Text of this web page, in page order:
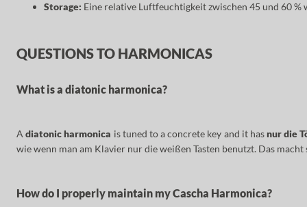
Storage: Eine relative Luftfeuchtigkeit zwischen 45 und 60
QUESTIONS TO HARMONICAS
What is a diatonic harmonica?
Adiatonic harmonica is tuned to a concrete key and it hasnur die
wie wenn man am Klavier nur die weißen Tasten benutzt. Das
How do I properly maintain my Cascha Harmonica?